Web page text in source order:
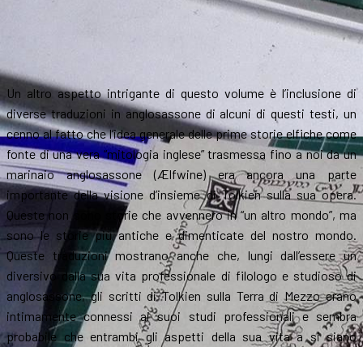
Un altro aspetto intrigante di questo volume è l’inclusione di
diverse traduzioni in anglosassone di alcuni di questi testi, un
cenno al fatto che l’idea generale delle prime storie elfiche come
fonte di una vera “mitologia inglese” trasmessa fino a noi da un
marinaio anglosassone (Ælfwine) era ancora una parte
importante della visione d’insieme di Tolkien sulla sua opera.
Queste non sono storie che avvennero in “un altro mondo”, ma
sono le storie più antiche e dimenticate del nostro mondo.
Queste traduzioni mostrano anche che, lungi dall’essere un
diversivo dalla sua vita professionale di filologo e studioso di
anglosassone, gli scritti di Tolkien sulla Terra di Mezzo erano
intimamente connessi ai suoi studi professionali e sembra
probabile che entrambi gli aspetti della sua vita a si siano